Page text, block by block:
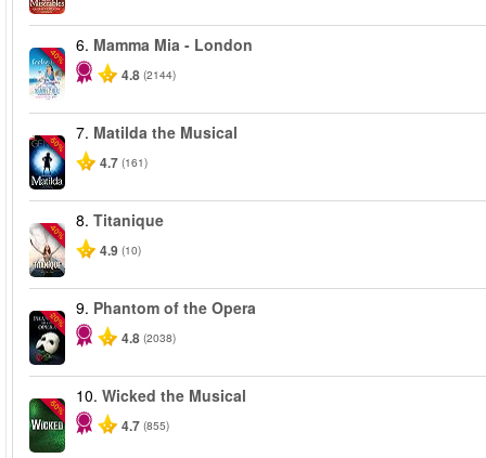
-40%
6. Mamma Mia - London
4.8 (2144)
-50%
7. Matilda the Musical
4.7 (161)
-40%
8. Titanique
4.9 (10)
-20%
9. Phantom of the Opera
4.8 (2038)
-50%
10. Wicked the Musical
4.7 (855)